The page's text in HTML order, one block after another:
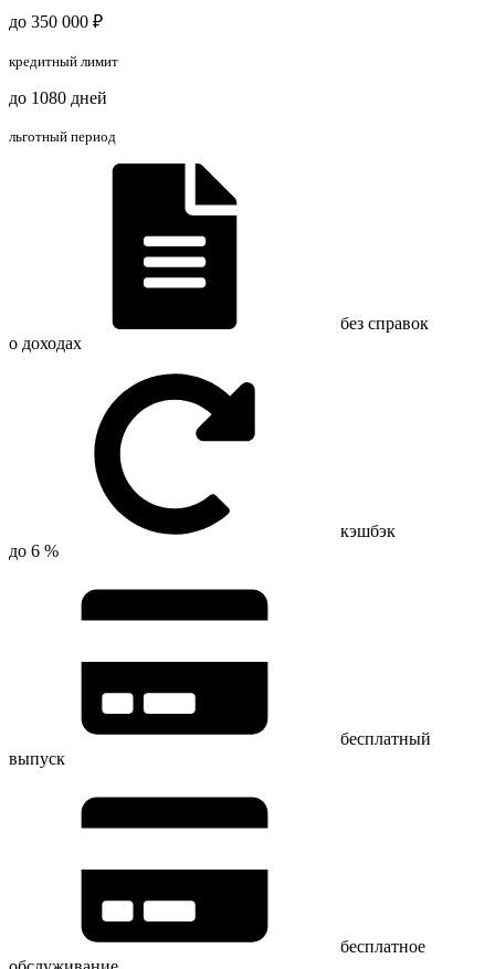
до 350 000 ₽
кредитный лимит
до 1080 дней
льготный период
без справок
о доходах
кэшбэк
до 6 %
бесплатный
выпуск
бесплатное